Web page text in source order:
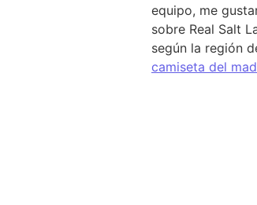
equipo, me
sobre Real Salt
según la región
camiseta del